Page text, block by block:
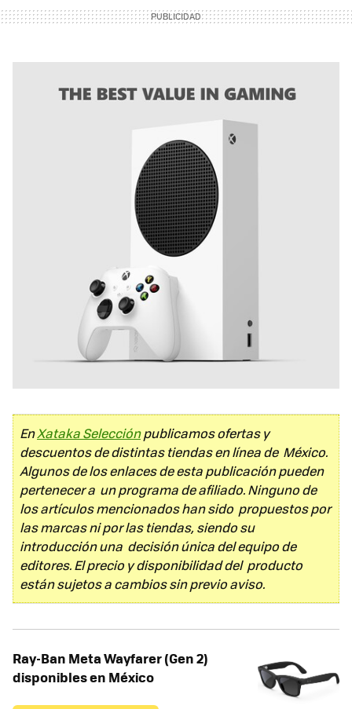
EnXataka Selecciónpublicamos ofertas y
descuentos de distintas tiendas en línea de México.
Algunos de los enlaces de esta publicación pueden
pertenecer a un programa de afiliado. Ninguno de
los artículos mencionados han sido propuestos por
las marcas ni por las tiendas, siendo su
introducción una decisión única del equipo de
editores. El precio y disponibilidad del producto
están sujetos a cambios sin previo aviso.
Ray-Ban Meta Wayfarer (Gen 2)
disponibles en México